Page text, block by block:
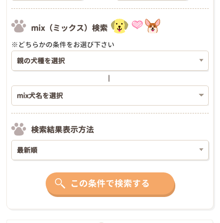
mix（ミックス）検索
※どちらかの条件をお選び下さい
検索結果表示方法
この条件で検索する